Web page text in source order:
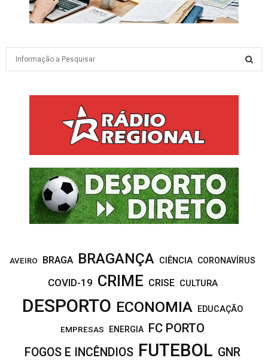
AVEIRO BRAGA BRAGANÇA CIÊNCIA CORONAVÍRUS
COVID-19 CRIME CRISE CULTURA
DESPORTO ECONOMIA EDUCAÇÃO
EMPRESAS ENERGIA FC PORTO
FOGOS E INCÊNDIOS FUTEBOL GNR